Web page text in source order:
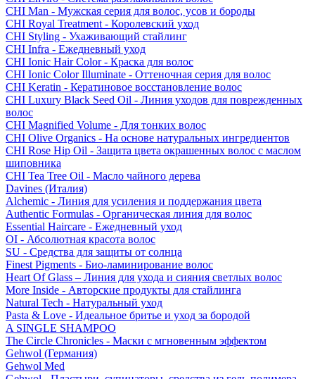
CHI Man - Мужская серия для волос, усов и бороды
CHI Royal Treatment - Королевский уход
CHI Styling - Ухаживающий стайлинг
CHI Infra - Ежедневный уход
CHI Ionic Hair Color - Краска для волос
CHI Ionic Color Illuminate - Оттеночная серия для волос
CHI Keratin - Кератиновое восстановление волос
CHI Luxury Black Seed Oil - Линия уходов для поврежденных
волос
CHI Magnified Volume - Для тонких волос
CHI Olive Organics - На основе натуральных ингредиентов
CHI Rose Hip Oil - Защита цвета окрашенных волос с маслом
шиповника
CHI Tea Tree Oil - Масло чайного дерева
Davines (Италия)
Alchemic - Линия для усиления и поддержания цвета
Authentic Formulas - Органическая линия для волос
Essential Haircare - Eжедневный уход
OI - Абсолютная красота волос
SU - Средства для защиты от солнца
Finest Pigments - Био-ламинирование волос
Heart Of Glass – Линия для ухода и сияния светлых волос
More Inside - Авторские продукты для стайлинга
Natural Tech - Натуральный уход
Pasta & Love - Идеальное бритье и уход за бородой
A SINGLE SHAMPOO
The Circle Chronicles - Маски с мгновенным эффектом
Gehwol (Германия)
Gehwol Med